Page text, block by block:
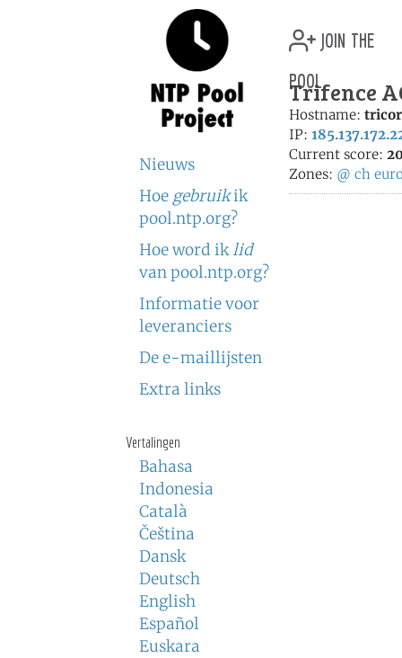
Nieuws
Hoe gebruikik
pool.ntp.org?
Hoe word iklid
van pool.ntp.org?
Informatie voor
leveranciers
De e-maillijsten
Extra links
Vertalingen
Bahasa
Indonesia
Català
Čeština
Dansk
Deutsch
English
Español
Euskara
join the
pool
Trifence
Hostname:
IP:
Current score:
Zones: @ ch